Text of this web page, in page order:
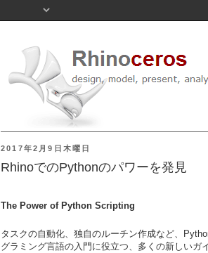
2017年2月9日木曜日
RhinoでのPythonのパワーを発見
The Power of Python Scripting
タスクの自動化、独自のルーチン作成など、
グラミング言語の入門に役立つ、多くの新しいガ